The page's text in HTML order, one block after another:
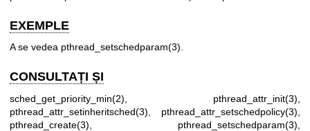
EXEMPLE
A se vedea pthread_setschedparam(3).
CONSULTAȚI ȘI
sched_get_priority_min(2) pthread_attr_init(3)
pthread_attr_setinheritsched(3)
pthread_attr_setschedpolicy(3)
pthread_create(3)
pthread_setschedparam(3)